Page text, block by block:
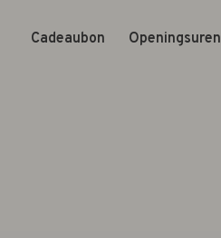
Cadeaubon Openingsuren